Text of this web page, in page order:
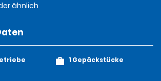
ähnlich
1 Gepäckstücke